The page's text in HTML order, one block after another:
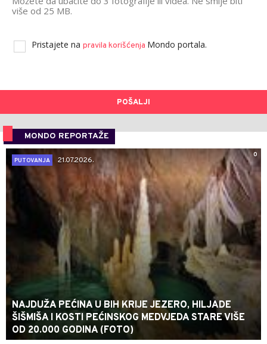
više od 25 MB.
Pristajete na pravila korišćenja Mondo portala.
POŠALJI
MONDO REPORTAŽE
0
PUTOVANJA
21.07.2026.
NAJDUŽA PEĆINA U BIH KRIJE JEZERO, HILJADE
ŠIŠMIŠA I KOSTI PEĆINSKOG MEDVJEDA STARE VIŠE
OD 20.000 GODINA (FOTO)